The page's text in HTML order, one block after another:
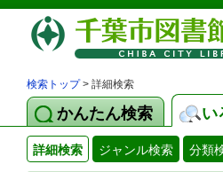
検索トップ> 詳細検索
かんたん検索 い
詳細検索 ジャンル検索 分類